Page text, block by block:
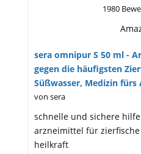
1980
sera omnipur S 50 ml -
gegen die häufigsten
Süßwasser, Medizin
von sera
schnelle und sichere
arzneimittel für
heilkraft